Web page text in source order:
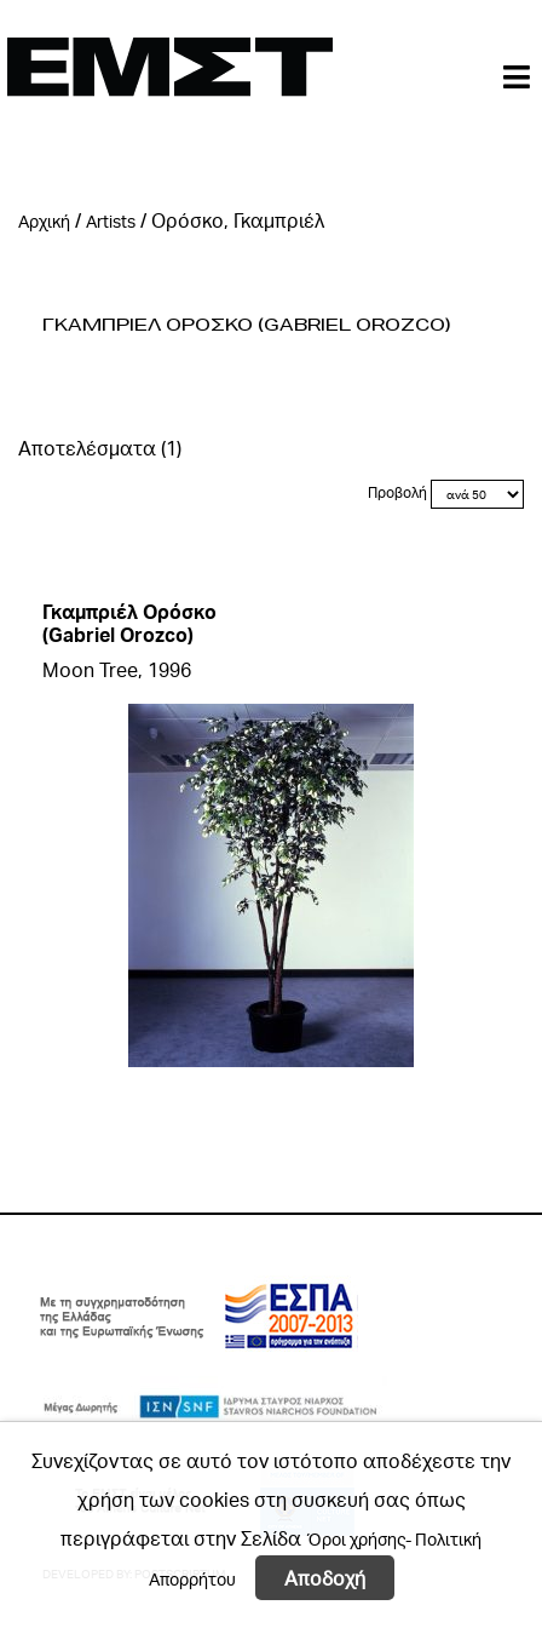
Αρχική / Artists /Ορόσκο, Γκαμπριέλ
Γκαμπριελ Οροσκο (Gabriel Orozco)
Αποτελέσματα (1)
Προβολή
Γκαμπριέλ Ορόσκο
(Gabriel Orozco)
Moon Tree, 1996
POSTSCRIPTUM
Συνεχίζοντας σε αυτό τον ιστότοπο αποδέχεστε την
χρήση των cookies στη συσκευή σας όπως
περιγράφεται στην Σελίδα Όροι χρήσης- Πολιτική
Απορρήτου
Αποδοχή